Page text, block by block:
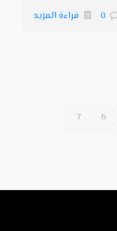
0 قراءة المزيد
6
7